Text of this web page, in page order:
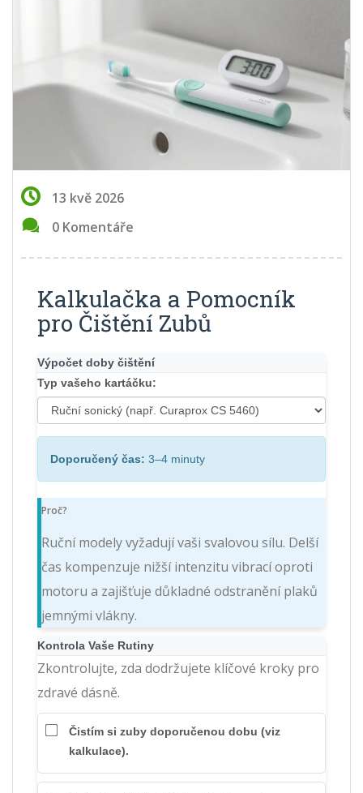
13 kvě 2026
0 Komentáře
Kalkulačka a Pomocník
pro Čištění Zubů
Výpočet doby čištění
Typ vašeho kartáčku:
Doporučený čas: 3–4 minuty
Proč?
Ruční modely vyžadují vaši svalovou sílu. Delší
čas kompenzuje nižší intenzitu vibrací oproti
motoru a zajišťuje důkladné odstranění plaků
jemnými vlákny.
Kontrola Vaše Rutiny
Zkontrolujte, zda dodržujete klíčové kroky pro
zdravé dásně.
Čistím si zuby doporučenou dobu (viz
kalkulace).